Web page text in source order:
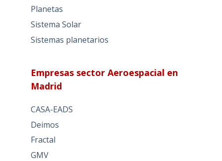
Planetas
Sistema Solar
Sistemas planetarios
Empresas sector Aeroespacial en
Madrid
CASA-EADS
Deimos
Fractal
GMV